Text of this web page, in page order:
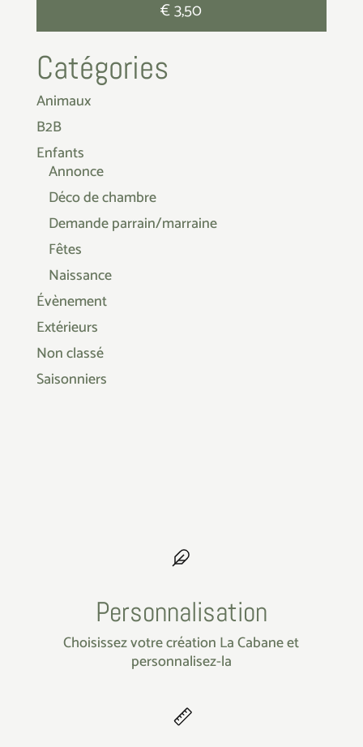
Catégories
Animaux
B2B
Enfants
Annonce
Déco de chambre
Demande parrain/marraine
Fêtes
Naissance
Évènement
Extérieurs
Non classé
Saisonniers
€3,50
Personnalisation
Choisissez votre création La Cabane et
personnalisez-la